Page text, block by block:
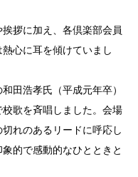
拶に加え、各倶楽部会員
心に耳を傾けていまし
田浩孝氏（平成元年卒）
歌を斉唱しました。会場
れのあるリードに呼応し
的で感動的なひとときと